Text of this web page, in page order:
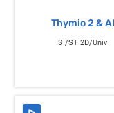
Thymio 2 & AI
SI/STI2D/Univ